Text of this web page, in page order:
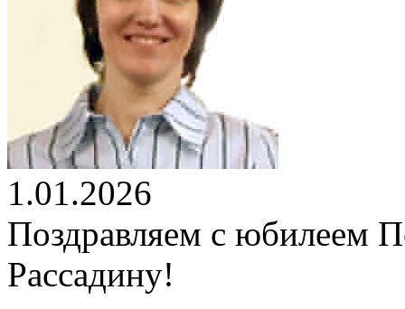
1.01.2026
Поздравляем с юбилеем
Рассадину!